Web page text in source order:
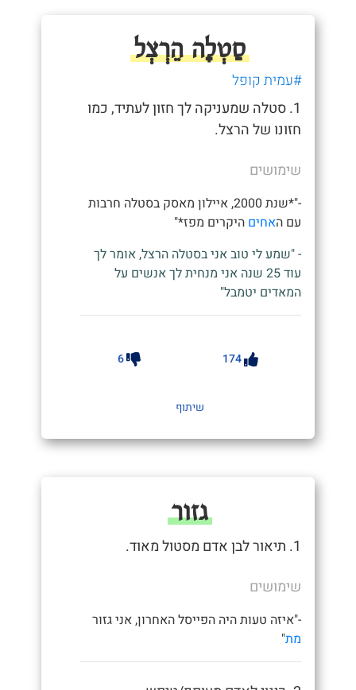
סַטְלָה הֵרְצְל
#עמית קופל
1. סטלה שמעניקה לך חזון לעתיד, כמו
חזונו של הרצל.
שימושים
-"*שנת 2000, איילון מאסק בסטלה חרבות
עם האחים היקרים מפז*"
- "שמע לי טוב אני בסטלה הרצל, אומר לך
עוד 25 שנה אני מנחית לך אנשים על
המאדים יטמבל"
174
6
שיתוף
גזור
1. תיאור לבן אדם מסטול מאוד.
שימושים
-"איזה טעות היה הפייסל האחרון, אני גזור
מת"